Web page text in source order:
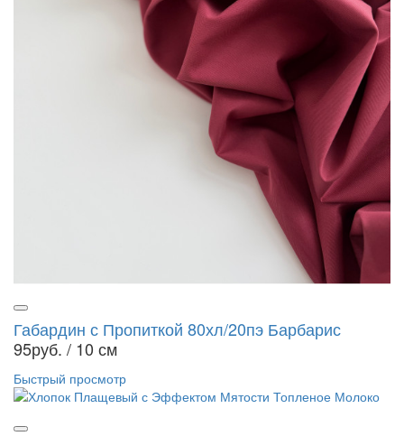
Габардин с Пропиткой 80хл/20пэ Барбарис
95руб. / 10 см
Быстрый просмотр